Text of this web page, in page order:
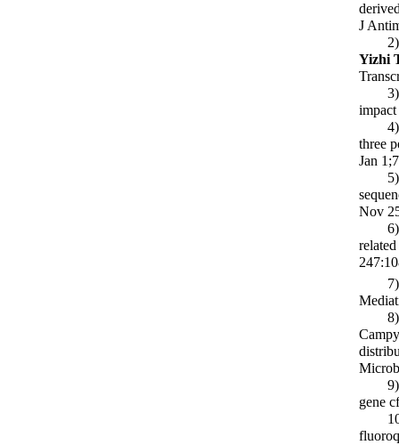
J
Yizhi
4)
three
Jan
5)
Nov
6)
8)
9)
gene